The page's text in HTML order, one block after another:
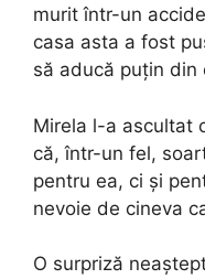
murit într-un
casa asta a fost
să aducă puțin din
Mirela l-a ascultat
că, într-un fel,
pentru ea, ci și
nevoie de cineva
O surpriză